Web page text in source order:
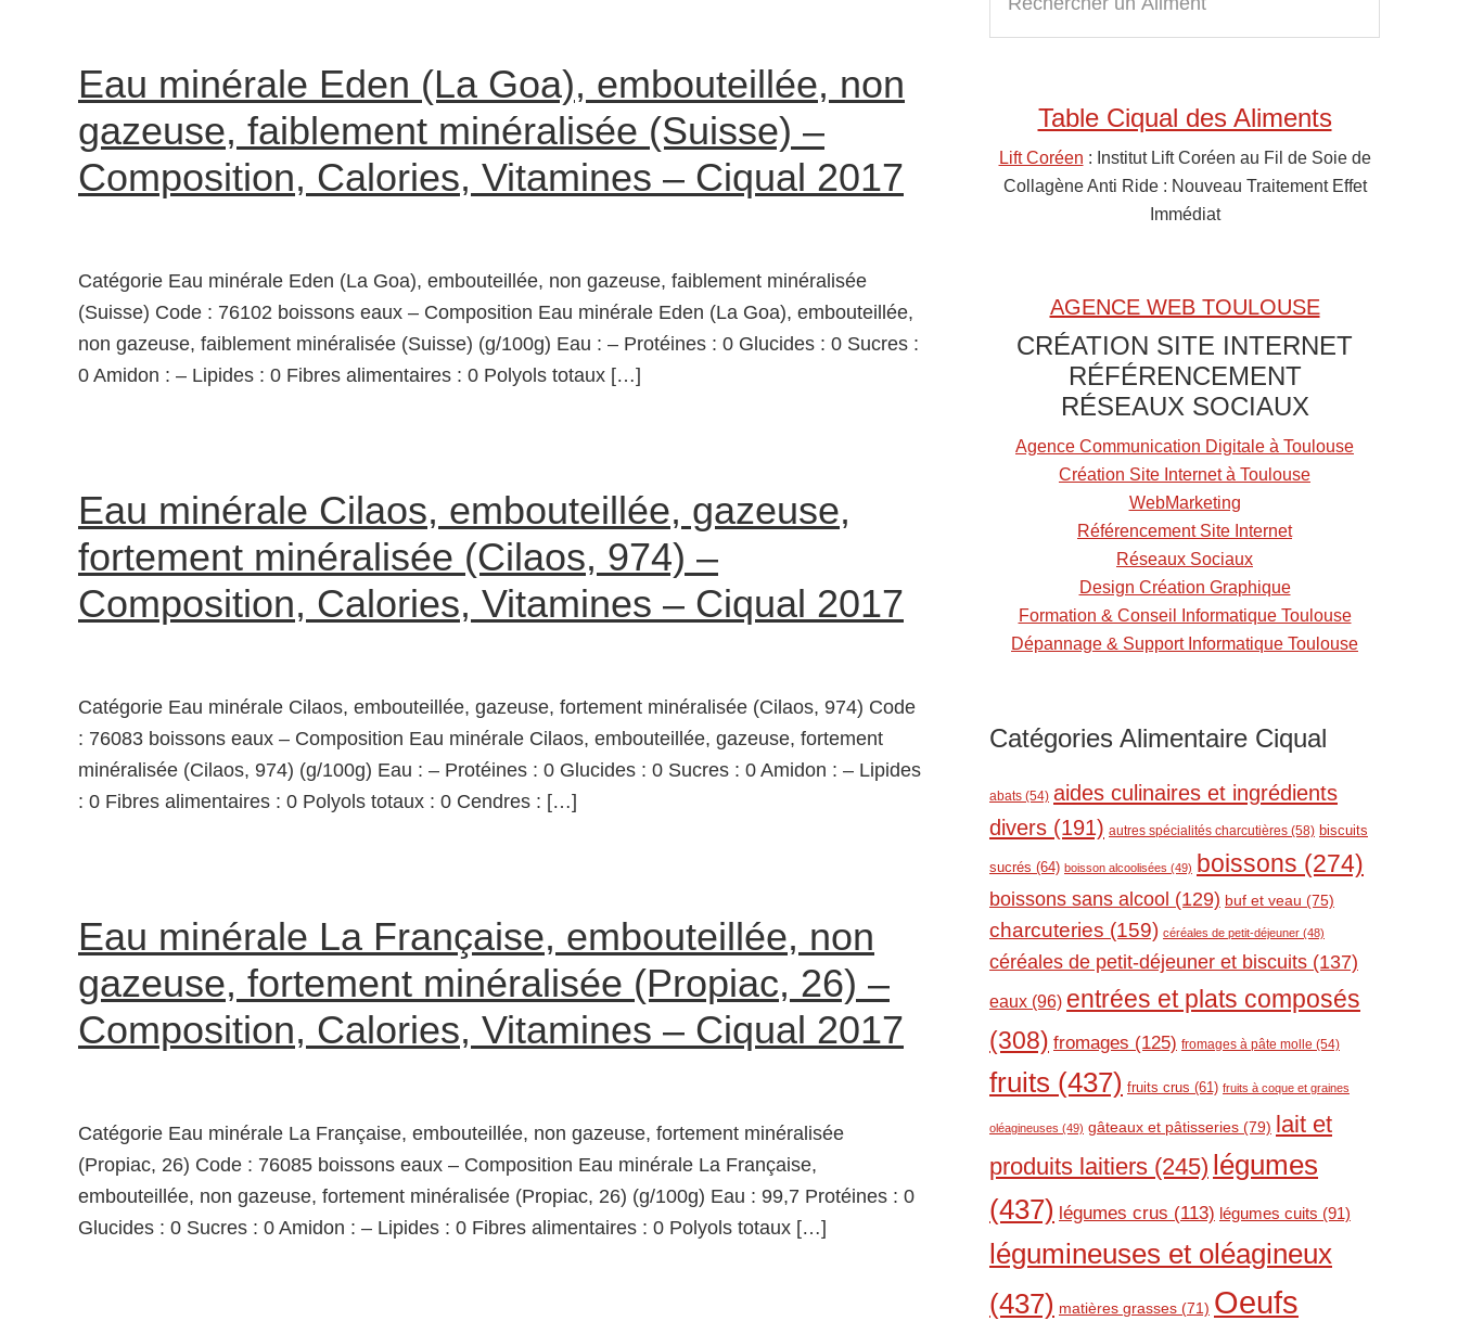
Eau minérale Eden (La Goa), embouteillée, non
gazeuse, faiblement minéralisée (Suisse) –
Composition, Calories, Vitamines – Ciqual 2017
Catégorie Eau minérale Eden (La Goa), embouteillée, non gazeuse, faiblement minéralisée
(Suisse) Code : 76102 boissons eaux – Composition Eau minérale Eden (La Goa), embouteillée,
non gazeuse, faiblement minéralisée (Suisse) (g/100g) Eau : – Protéines : 0 Glucides : 0 Sucres :
0 Amidon : – Lipides : 0 Fibres alimentaires : 0 Polyols totaux […]
Eau minérale Cilaos, embouteillée, gazeuse,
fortement minéralisée (Cilaos, 974) –
Composition, Calories, Vitamines – Ciqual 2017
Catégorie Eau minérale Cilaos, embouteillée, gazeuse, fortement minéralisée (Cilaos, 974) Code
: 76083 boissons eaux – Composition Eau minérale Cilaos, embouteillée, gazeuse, fortement
minéralisée (Cilaos, 974) (g/100g) Eau : – Protéines : 0 Glucides : 0 Sucres : 0 Amidon : – Lipides
: 0 Fibres alimentaires : 0 Polyols totaux : 0 Cendres : […]
Eau minérale La Française, embouteillée, non
gazeuse, fortement minéralisée (Propiac, 26) –
Composition, Calories, Vitamines – Ciqual 2017
Catégorie Eau minérale La Française, embouteillée, non gazeuse, fortement minéralisée
(Propiac, 26) Code : 76085 boissons eaux – Composition Eau minérale La Française,
embouteillée, non gazeuse, fortement minéralisée (Propiac, 26) (g/100g) Eau : 99,7 Protéines : 0
Glucides : 0 Sucres : 0 Amidon : – Lipides : 0 Fibres alimentaires : 0 Polyols totaux […]
Sidebar
c
Table Ciqual des Aliments
Lift Coréen : Institut Lift Coréen au Fil de Soie de
Collagène Anti Ride : Nouveau Traitement Effet
Immédiat
AGENCE WEB TOULOUSE
CRÉATION SITE INTERNET
RÉFÉRENCEMENT
RÉSEAUX SOCIAUX
Agence Communication Digitale à Toulouse
Création Site Internet à Toulouse
WebMarketing
Référencement Site Internet
Réseaux Sociaux
Design Création Graphique
Formation & Conseil Informatique Toulouse
Dépannage & Support Informatique Toulouse
Catégories Alimentaire Ciqual
abats (54) aides culinaires et ingrédients
divers (191) autres spécialités charcutières (58) biscuits
sucrés (64) boisson alcoolisées (49) boissons (274)
boissons sans alcool (129) buf et veau (75)
charcuteries (159) céréales de petit-déjeuner (48)
céréales de petit-déjeuner et biscuits (137)
eaux (96) entrées et plats composés
(308) fromages (125) fromages à pâte molle (54)
fruits (437) fruits crus (61) fruits à coque et graines
oléagineuses (49) gâteaux et pâtisseries (79) lait et
produits laitiers (245) légumes
(437) légumes crus (113) légumes cuits (91)
légumineuses et oléagineux
(437) matières grasses (71) Oeufs